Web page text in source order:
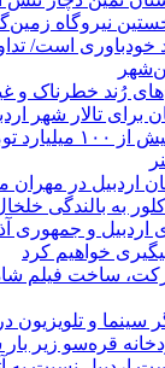
نیروگاه
است/
رُند خطرناک و
پرداخت ماهانه
به بالندگی
و جمهوری
پیگیری خواهیم کرد
ساخت فیلم
سینما و
قره‌سو زیر